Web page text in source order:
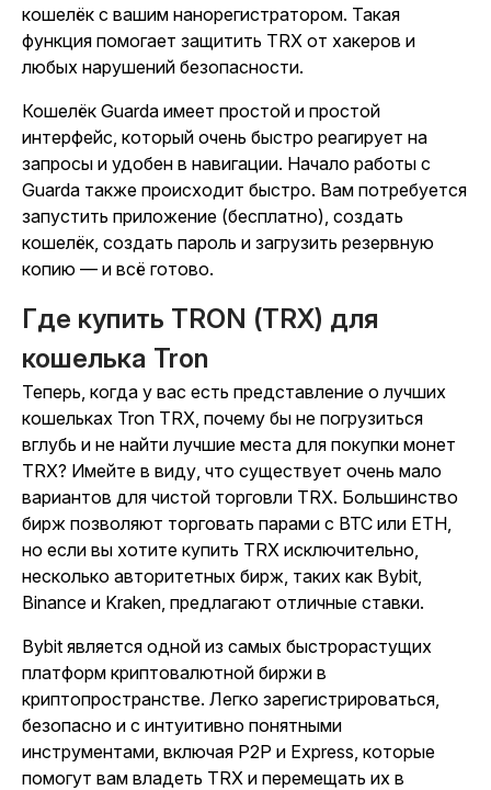
кошелёк с вашим нанорегистратором. Такая
функция помогает защитить TRX от хакеров и
любых нарушений безопасности.
Кошелёк Guarda имеет простой и простой
интерфейс, который очень быстро реагирует на
запросы и удобен в навигации. Начало работы с
Guarda также происходит быстро. Вам потребуется
запустить приложение (бесплатно), создать
кошелёк, создать пароль и загрузить резервную
копию — и всё готово.
Где купить TRON (TRX) для
кошелька Tron
Теперь, когда у вас есть представление о лучших
кошельках Tron TRX, почему бы не погрузиться
вглубь и не найти лучшие места для покупки монет
TRX? Имейте в виду, что существует очень мало
вариантов для чистой торговли TRX. Большинство
бирж позволяют торговать парами с BTC или ETH,
но если вы хотите купить TRX исключительно,
несколько авторитетных бирж, таких как Bybit,
Binance и Kraken, предлагают отличные ставки.
Bybit является одной из самых быстрорастущих
платформ криптовалютной биржи в
криптопространстве. Легко зарегистрироваться,
безопасно и с интуитивно понятными
инструментами, включая P2P и Express, которые
помогут вам владеть TRX и перемещать их в